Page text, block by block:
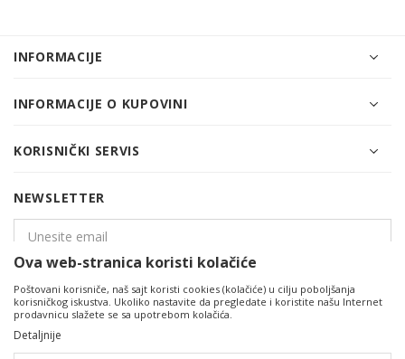
INFORMACIJE
INFORMACIJE O KUPOVINI
KORISNIČKI SERVIS
NEWSLETTER
PRIJAVITE SE
Ova web-stranica koristi kolačiće
Poštovani korisniče, naš sajt koristi cookies (kolačiće) u cilju poboljšanja
korisničkog iskustva. Ukoliko nastavite da pregledate i koristite našu Internet
prodavnicu slažete se sa upotrebom kolačića.
Detaljnije